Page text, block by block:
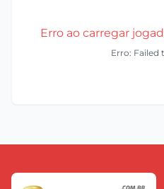
Erro ao carregar
Erro: Failed